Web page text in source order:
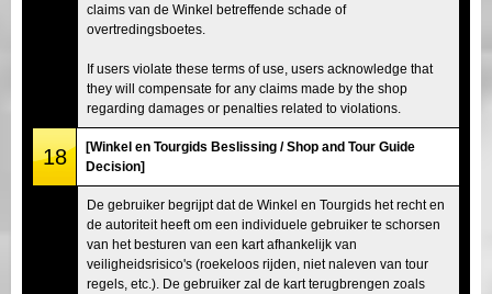
claims van de Winkel betreffende schade of
overtredingsboetes.
If users violate these terms of use, users acknowledge that
they will compensate for any claims made by the shop
regarding damages or penalties related to violations.
18
[Winkel en Tourgids Beslissing / Shop and Tour Guide
Decision]
De gebruiker begrijpt dat de Winkel en Tourgids het recht en
de autoriteit heeft om een individuele gebruiker te schorsen
van het besturen van een kart afhankelijk van
veiligheidsrisico's (roekeloos rijden, niet naleven van tour
regels, etc.). De gebruiker zal de kart terugbrengen zoals